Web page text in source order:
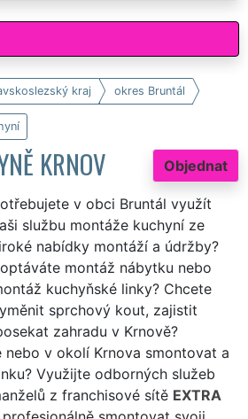
kraj okres Bruntál
Objednat
KRNOV
v obci Bruntál využít
službu montáže kuchyní ze
nabídky montáží a údržby?
montáž nábytku nebo
kuchyňské linky? Chcete
sprchový kout, zajistit
zahradu v Krnově?
nebo v okolí Krnova smontovat a
Využijte odborných služeb
z franchisové sítě EXTRA